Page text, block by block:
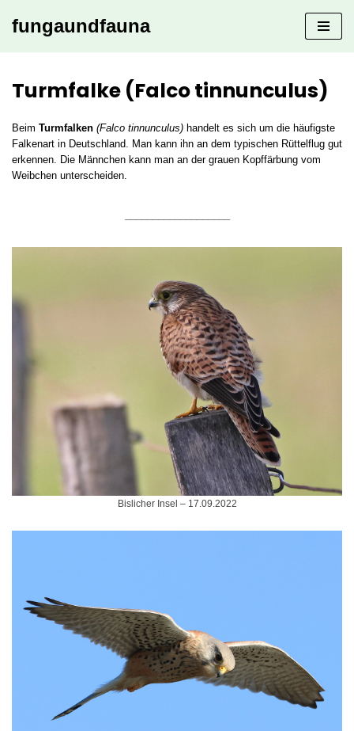
fungaundfauna
Turmfalke (Falco tinnunculus)
Beim Turmfalken (Falco tinnunculus) handelt es sich um die häufigste
Falkenart in Deutschland. Man kann ihn an dem typischen Rüttelflug gut
erkennen. Die Männchen kann man an der grauen Kopffärbung vom
Weibchen unterscheiden.
Bislicher Insel – 17.09.2022